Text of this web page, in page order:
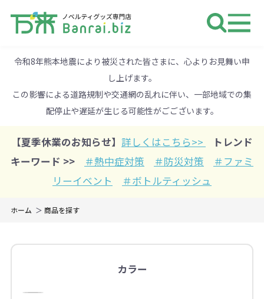
令和8年熊本地震により被災された皆さまに、心よりお見舞い申
し上げます。
この影響による道路規制や交通網の乱れに伴い、一部地域での集
配停止や遅延が生じる可能性がごございます。
【夏季休業のお知らせ】 詳しくはこちら>>
トレンド
キーワード >>
＃熱中症対策 ＃防災対策
＃ファミ
リーイベント
＃ボトルティッシュ
ホーム 商品を探す
カラー